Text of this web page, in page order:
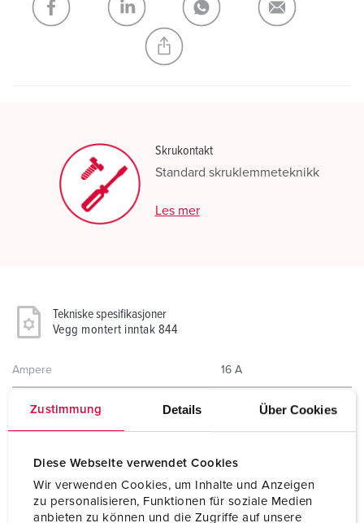
Zustimmung Details Über Cookies
Diese Webseite verwendet Cookies
Wir verwenden Cookies, um Inhalte und Anzeigen
zu personalisieren, Funktionen für soziale Medien
anbieten zu können und die Zugriffe auf unsere
OPPRETT EN NY LISTE
Skrukontakt
Standard skruklemmeteknikk
Les mer
Tekniske spesifikasjoner
Vegg montert inntak 844
Ampere 16 A
Poler
Klokkeposisjon 6 h
Hertz 50-60 Hz